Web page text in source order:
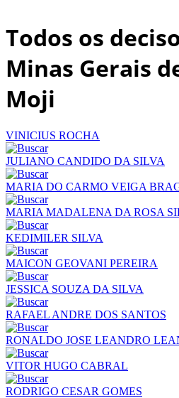
Todos os
Minas Gerais
Moji
VINICIUS ROCHA
JULIANO CANDIDO DA SILVA
MARIA DO CARMO VEIGA
MARIA MADALENA DA ROSA
KEDIMILER SILVA
MAICON GEOVANI PEREIRA
JESSICA SOUZA DA SILVA
RAFAEL ANDRE DOS SANTOS
RONALDO JOSE LEANDRO
VITOR HUGO CABRAL
RODRIGO CESAR GOMES